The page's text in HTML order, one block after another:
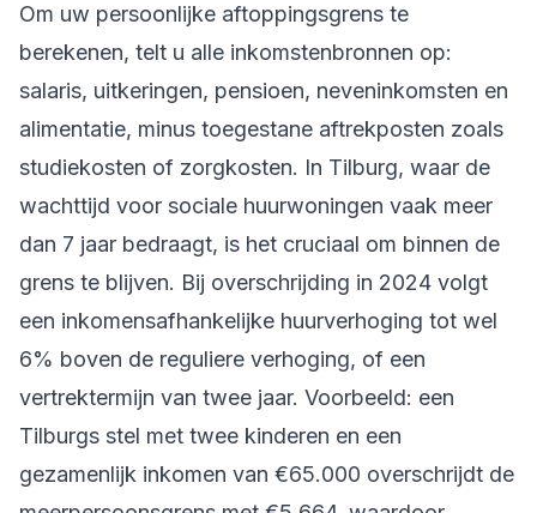
Om uw persoonlijke aftoppingsgrens te
berekenen, telt u alle inkomstenbronnen op:
salaris, uitkeringen, pensioen, neveninkomsten en
alimentatie, minus toegestane aftrekposten zoals
studiekosten of zorgkosten. In Tilburg, waar de
wachttijd voor sociale huurwoningen vaak meer
dan 7 jaar bedraagt, is het cruciaal om binnen de
grens te blijven. Bij overschrijding in 2024 volgt
een inkomensafhankelijke huurverhoging tot wel
6% boven de reguliere verhoging, of een
vertrektermijn van twee jaar. Voorbeeld: een
Tilburgs stel met twee kinderen en een
gezamenlijk inkomen van €65.000 overschrijdt de